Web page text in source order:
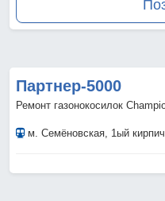
Партнер-5000
Ремонт газонокосилок
м. Семёновская, 1ый